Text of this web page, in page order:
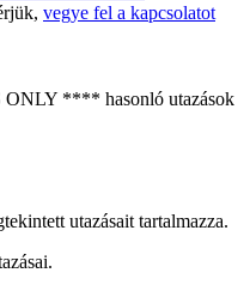
vegye fel a kapcsolatot
**** hasonló utazások
utazásait tartalmazza.